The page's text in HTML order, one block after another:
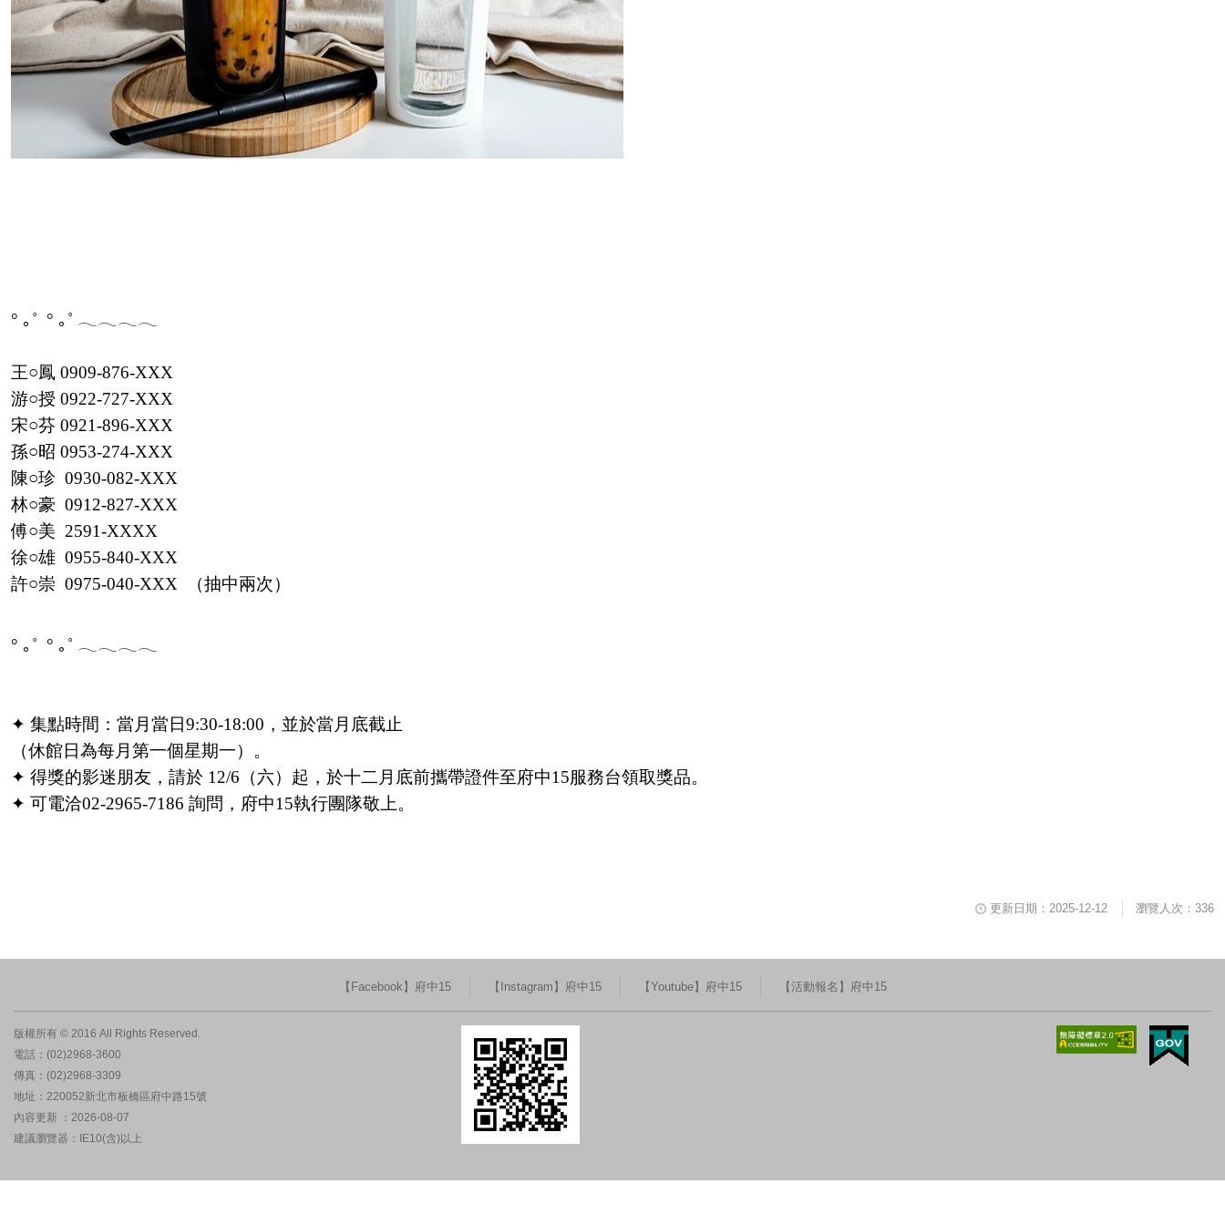
° ｡˚ ° ｡˚ 𓂃𓂃𓂃𓂃
王○鳳 0909-876-XXX
游○授 0922-727-XXX
宋○芬 0921-896-XXX
孫○昭 0953-274-XXX
陳○珍 0930-082-XXX
林○豪 0912-827-XXX
傅○美 2591-XXXX
徐○雄 0955-840-XXX
許○崇 0975-040-XXX （抽中兩次）
° ｡˚ ° ｡˚ 𓂃𓂃𓂃𓂃
✦ 集點時間：當月當日9:30-18:00，並於當月底截止
（休館日為每月第一個星期一）。
✦ 得獎的影迷朋友，請於 12/6（六）起，於十二月底前攜帶證件至府中15服務台領取獎品。
✦ 可電洽02-2965-7186 詢問，府中15執行團隊敬上。
更新日期：2025-12-12 瀏覽人次：336
【Facebook】府中15 【Instagram】府中15 【Youtube】府中15 【活動報名】府中15
版權所有 © 2016 All Rights Reserved.
電話：(02)2968-3600
傳真：(02)2968-3309
地址：220052新北市板橋區府中路15號
內容更新 ：2026-08-07
建議瀏覽器：IE10(含)以上